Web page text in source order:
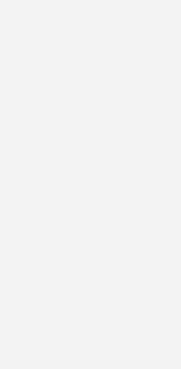
der Anzeigetafel –
Nach dem
Schlagabtausch
schenkten sich
Auf Würzburger
elf Treffern sowie
die
Belastung. Fast
Minuten
Alternativen oder
stemmten sich
Die